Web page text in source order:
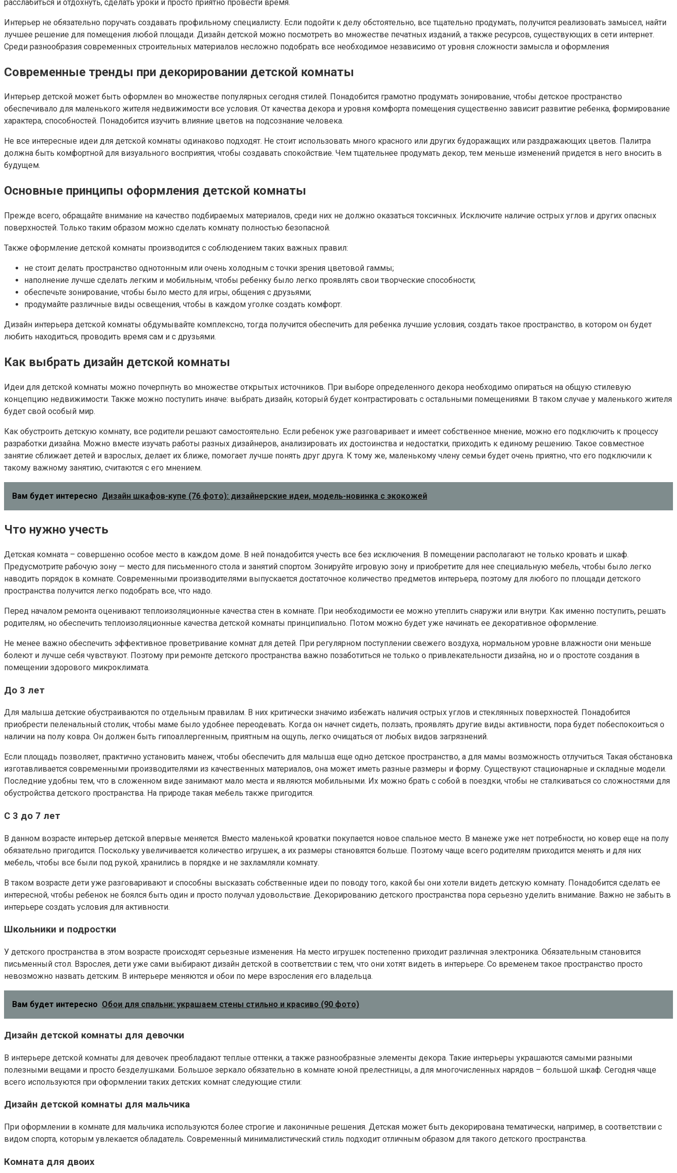
расслабиться и отдохнуть, сделать уроки и просто приятно провести время.
Интерьер не обязательно поручать создавать профильному специалисту. Если подойти к делу обстоятельно, все тщательно продумать, получится реализовать замысел, найти
лучшее решение для помещения любой площади. Дизайн детской можно посмотреть во множестве печатных изданий, а также ресурсов, существующих в сети интернет.
Среди разнообразия современных строительных материалов несложно подобрать все необходимое независимо от уровня сложности замысла и оформления
Современные тренды при декорировании детской комнаты
Интерьер детской может быть оформлен во множестве популярных сегодня стилей. Понадобится грамотно продумать зонирование, чтобы детское пространство
обеспечивало для маленького жителя недвижимости все условия. От качества декора и уровня комфорта помещения существенно зависит развитие ребенка, формирование
характера, способностей. Понадобится изучить влияние цветов на подсознание человека.
Не все интересные идеи для детской комнаты одинаково подходят. Не стоит использовать много красного или других будоражащих или раздражающих цветов. Палитра
должна быть комфортной для визуального восприятия, чтобы создавать спокойствие. Чем тщательнее продумать декор, тем меньше изменений придется в него вносить в
будущем.
Основные принципы оформления детской комнаты
Прежде всего, обращайте внимание на качество подбираемых материалов, среди них не должно оказаться токсичных. Исключите наличие острых углов и других опасных
поверхностей. Только таким образом можно сделать комнату полностью безопасной.
Также оформление детской комнаты производится с соблюдением таких важных правил:
не стоит делать пространство однотонным или очень холодным с точки зрения цветовой гаммы;
наполнение лучше сделать легким и мобильным, чтобы ребенку было легко проявлять свои творческие способности;
обеспечьте зонирование, чтобы было место для игры, общения с друзьями;
продумайте различные виды освещения, чтобы в каждом уголке создать комфорт.
Дизайн интерьера детской комнаты обдумывайте комплексно, тогда получится обеспечить для ребенка лучшие условия, создать такое пространство, в котором он будет
любить находиться, проводить время сам и с друзьями.
Как выбрать дизайн детской комнаты
Идеи для детской комнаты можно почерпнуть во множестве открытых источников. При выборе определенного декора необходимо опираться на общую стилевую
концепцию недвижимости. Также можно поступить иначе: выбрать дизайн, который будет контрастировать с остальными помещениями. В таком случае у маленького жителя
будет свой особый мир.
Как обустроить детскую комнату, все родители решают самостоятельно. Если ребенок уже разговаривает и имеет собственное мнение, можно его подключить к процессу
разработки дизайна. Можно вместе изучать работы разных дизайнеров, анализировать их достоинства и недостатки, приходить к единому решению. Такое совместное
занятие сближает детей и взрослых, делает их ближе, помогает лучше понять друг друга. К тому же, маленькому члену семьи будет очень приятно, что его подключили к
такому важному занятию, считаются с его мнением.
Вам будет интересно Дизайн шкафов-купе (76 фото): дизайнерские идеи, модель-новинка с экокожей
Что нужно учесть
Детская комната – совершенно особое место в каждом доме. В ней понадобится учесть все без исключения. В помещении располагают не только кровать и шкаф.
Предусмотрите рабочую зону — место для письменного стола и занятий спортом. Зонируйте игровую зону и приобретите для нее специальную мебель, чтобы было легко
наводить порядок в комнате. Современными производителями выпускается достаточное количество предметов интерьера, поэтому для любого по площади детского
пространства получится легко подобрать все, что надо.
Перед началом ремонта оценивают теплоизоляционные качества стен в комнате. При необходимости ее можно утеплить снаружи или внутри. Как именно поступить, решать
родителям, но обеспечить теплоизоляционные качества детской комнаты принципиально. Потом можно будет уже начинать ее декоративное оформление.
Не менее важно обеспечить эффективное проветривание комнат для детей. При регулярном поступлении свежего воздуха, нормальном уровне влажности они меньше
болеют и лучше себя чувствуют. Поэтому при ремонте детского пространства важно позаботиться не только о привлекательности дизайна, но и о простоте создания в
помещении здорового микроклимата.
До 3 лет
Для малыша детские обустраиваются по отдельным правилам. В них критически значимо избежать наличия острых углов и стеклянных поверхностей. Понадобится
приобрести пеленальный столик, чтобы маме было удобнее переодевать. Когда он начнет сидеть, ползать, проявлять другие виды активности, пора будет побеспокоиться о
наличии на полу ковра. Он должен быть гипоаллергенным, приятным на ощупь, легко очищаться от любых видов загрязнений.
Если площадь позволяет, практично установить манеж, чтобы обеспечить для малыша еще одно детское пространство, а для мамы возможность отлучиться. Такая обстановка
изготавливается современными производителями из качественных материалов, она может иметь разные размеры и форму. Существуют стационарные и складные модели.
Последние удобны тем, что в сложенном виде занимают мало места и являются мобильными. Их можно брать с собой в поездки, чтобы не сталкиваться со сложностями для
обустройства детского пространства. На природе такая мебель также пригодится.
С 3 до 7 лет
В данном возрасте интерьер детской впервые меняется. Вместо маленькой кроватки покупается новое спальное место. В манеже уже нет потребности, но ковер еще на полу
обязательно пригодится. Поскольку увеличивается количество игрушек, а их размеры становятся больше. Поэтому чаще всего родителям приходится менять и для них
мебель, чтобы все были под рукой, хранились в порядке и не захламляли комнату.
В таком возрасте дети уже разговаривают и способны высказать собственные идеи по поводу того, какой бы они хотели видеть детскую комнату. Понадобится сделать ее
интересной, чтобы ребенок не боялся быть один и просто получал удовольствие. Декорированию детского пространства пора серьезно уделить внимание. Важно не забыть в
интерьере создать условия для активности.
Школьники и подростки
У детского пространства в этом возрасте происходят серьезные изменения. На место игрушек постепенно приходит различная электроника. Обязательным становится
письменный стол. Взрослея, дети уже сами выбирают дизайн детской в соответствии с тем, что они хотят видеть в интерьере. Со временем такое пространство просто
невозможно назвать детским. В интерьере меняются и обои по мере взросления его владельца.
Вам будет интересно Обои для спальни: украшаем стены стильно и красиво (90 фото)
Дизайн детской комнаты для девочки
В интерьере детской комнаты для девочек преобладают теплые оттенки, а также разнообразные элементы декора. Такие интерьеры украшаются самыми разными
полезными вещами и просто безделушками. Большое зеркало обязательно в комнате юной прелестницы, а для многочисленных нарядов – большой шкаф. Сегодня чаще
всего используются при оформлении таких детских комнат следующие стили:
Дизайн детской комнаты для мальчика
При оформлении в комнате для мальчика используются более строгие и лаконичные решения. Детская может быть декорирована тематически, например, в соответствии с
видом спорта, которым увлекается обладатель. Современный минималистический стиль подходит отличным образом для такого детского пространства.
Комната для двоих